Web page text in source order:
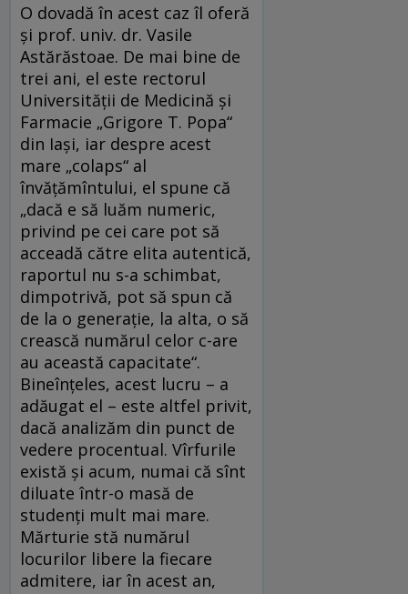
O dovadă în acest caz îl oferă
şi prof. univ. dr. Vasile
Astărăstoae. De mai bine de
trei ani, el este rectorul
Universităţii de Medicină şi
Farmacie „Grigore T. Popa“
din Iaşi, iar despre acest
mare „colaps“ al
învăţămîntului, el spune că
„dacă e să luăm numeric,
privind pe cei care pot să
acceadă către elita autentică,
raportul nu s-a schimbat,
dimpotrivă, pot să spun că
de la o generaţie, la alta, o să
crească numărul celor c-are
au această capacitate“.
Bineînţeles, acest lucru – a
adăugat el – este altfel privit,
dacă analizăm din punct de
vedere procentual. Vîrfurile
există şi acum, numai că sînt
diluate într-o masă de
studenţi mult mai mare.
Mărturie stă numărul
locurilor libere la fiecare
admitere, iar în acest an,